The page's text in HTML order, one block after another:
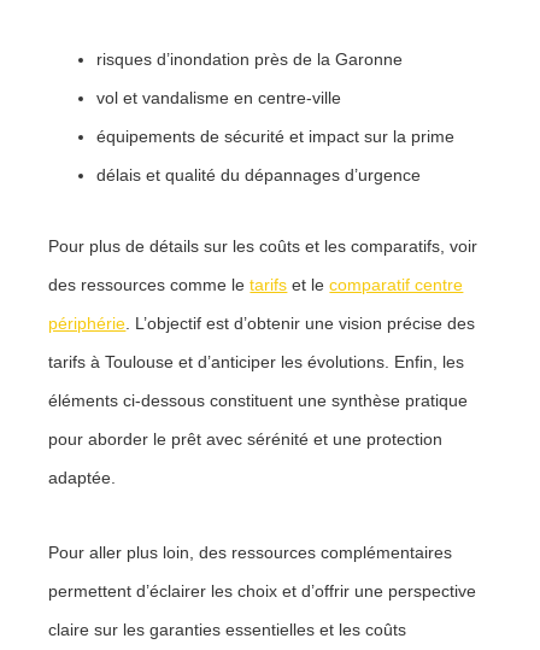
risques d’inondation près de la Garonne
vol et vandalisme en centre-ville
équipements de sécurité et impact sur la prime
délais et qualité du dépannages d’urgence
Pour plus de détails sur les coûts et les comparatifs, voir
des ressources comme letarifs et lecomparatif centre
périphérie. L’objectif est d’obtenir une vision précise des
tarifs à Toulouse et d’anticiper les évolutions. Enfin, les
éléments ci-dessous constituent une synthèse pratique
pour aborder le prêt avec sérénité et une protection
adaptée.
Pour aller plus loin, des ressources complémentaires
permettent d’éclairer les choix et d’offrir une perspective
claire sur les garanties essentielles et les coûts